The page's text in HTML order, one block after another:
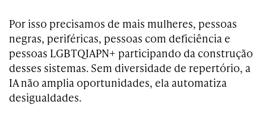
Por isso precisamos de mais mulheres, pessoas
negras, periféricas, pessoas com deficiência e
pessoas LGBTQIAPN+ participando da construção
desses sistemas. Sem diversidade de repertório, a
IA não amplia oportunidades, ela automatiza
desigualdades.